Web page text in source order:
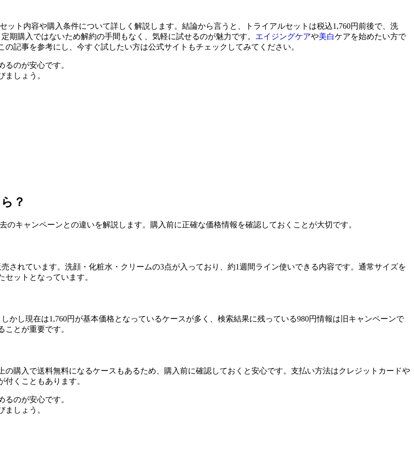
ト内容や購入条件について詳しく解説します。結論から言うと、トライアルセットは税込1,760円前後で、洗
期購入ではないため解約の手間もなく、気軽に試せるのが魅力です。 エイジングケアや美白ケアを始めたい方で
記事を参考にし、今すぐ試したい方は公式サイトもチェックしてみてください。
るのが安心です。
しょう。
？
キャンペーンとの違いを解説します。購入前に正確な価格情報を確認しておくことが大切です。
されています。洗顔・化粧水・クリームの3点が入っており、約1週間ライン使いできる内容です。通常サイズを
ットとなっています。
かし現在は1,760円が基本価格となっているケースが多く、検索結果に残っている980円情報は旧キャンペーンで
とが重要です。
購入で送料無料になるケースもあるため、購入前に確認しておくと安心です。支払い方法はクレジットカードや
くこともあります。
るのが安心です。
しょう。